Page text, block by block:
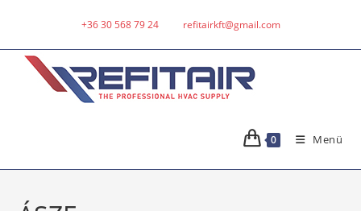
+36 30 568 79 24 refitairkft@gmail.com
0 Menü